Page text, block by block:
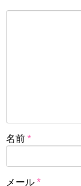
名前 *
メール *